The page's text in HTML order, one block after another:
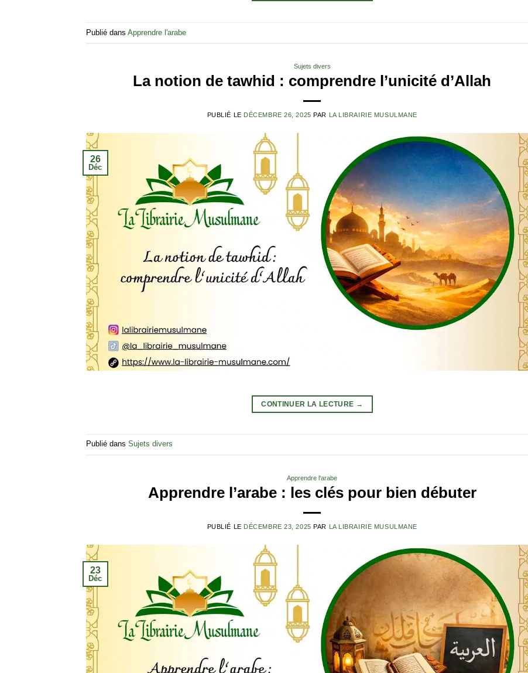
Publié dans Apprendre l'arabe
Sujets divers
La notion de tawhid : comprendre l’unicité d’Allah
PUBLIÉ LE DÉCEMBRE 26, 2025 PAR LA LIBRAIRIE MUSULMANE
26
Déc
CONTINUER LA LECTURE →
Publié dans Sujets divers
Apprendre l'arabe
Apprendre l’arabe : les clés pour bien débuter
PUBLIÉ LE DÉCEMBRE 23, 2025 PAR LA LIBRAIRIE MUSULMANE
23
Déc